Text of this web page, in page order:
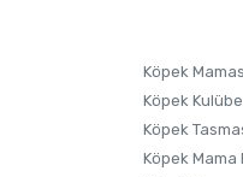
Köpek
Köpek
Köpek
Köpek Mama